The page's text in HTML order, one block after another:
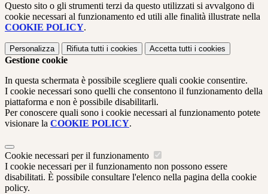
Questo sito o gli strumenti terzi da questo utilizzati si avvalgono di
cookie necessari al funzionamento ed utili alle finalità illustrate nella
COOKIE POLICY.
Personalizza Rifiuta tutti i cookies Accetta tutti i cookies
Gestione cookie
In questa schermata è possibile scegliere quali cookie consentire.
I cookie necessari sono quelli che consentono il funzionamento della
piattaforma e non è possibile disabilitarli.
Per conoscere quali sono i cookie necessari al funzionamento potete
visionare la COOKIE POLICY.
Cookie necessari per il funzionamento
I cookie necessari per il funzionamento non possono essere
disabilitati. È possibile consultare l'elenco nella pagina della cookie
policy.